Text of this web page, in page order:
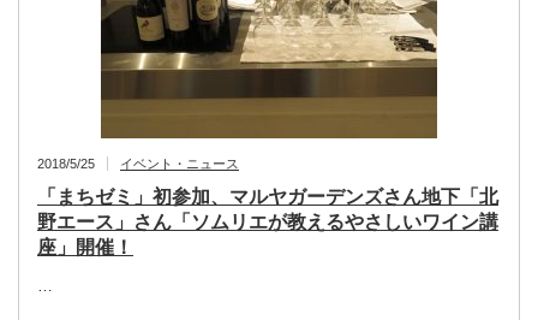
2018/5/25 イベント・ニュース
「まちゼミ」初参加、マルヤガーデンズさん地下「北
野エース」さん「ソムリエが教えるやさしいワイン講
座」開催！
…